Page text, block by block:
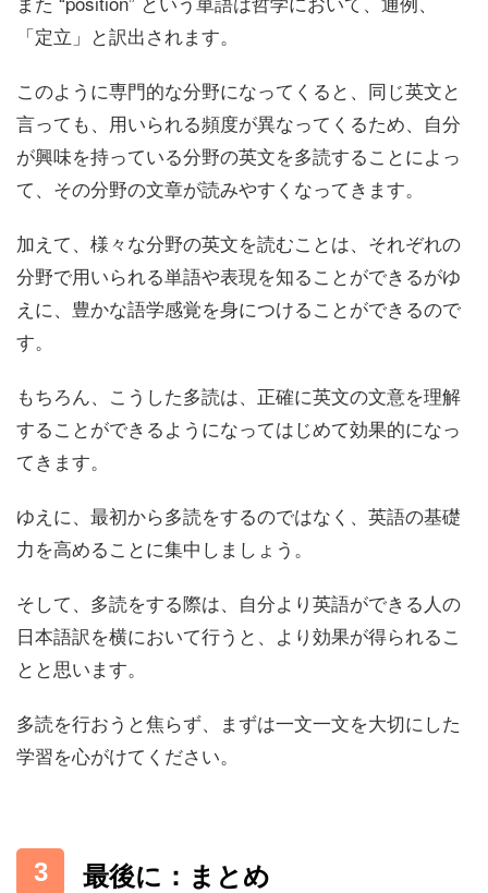
「定立」と訳出されます。
このように専門的な分野になってくると、同じ英文と
言っても、用いられる頻度が異なってくるため、自分
が興味を持っている分野の英文を多読することによっ
て、その分野の文章が読みやすくなってきます。
加えて、様々な分野の英文を読むことは、それぞれの
分野で用いられる単語や表現を知ることができるがゆ
えに、豊かな語学感覚を身につけることができるので
す。
もちろん、こうした多読は、正確に英文の文意を理解
することができるようになってはじめて効果的になっ
てきます。
ゆえに、最初から多読をするのではなく、英語の基礎
力を高めることに集中しましょう。
そして、多読をする際は、自分より英語ができる人の
日本語訳を横において行うと、より効果が得られるこ
とと思います。
多読を行おうと焦らず、まずは一文一文を大切にした
学習を心がけてください。
最後に：まとめ